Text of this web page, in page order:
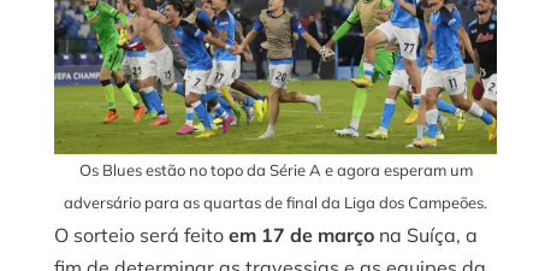
Os Blues estão no topo da Série A e agora esperam um
adversário para as quartas de final da Liga dos Campeões.
O sorteio será feito em 17 de março na Suíça, a